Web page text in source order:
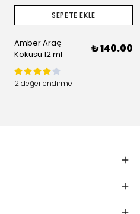
SEPETE EKLE
Amber Araç
Kokusu 12 ml
₺ 140.00
2 değerlendirme